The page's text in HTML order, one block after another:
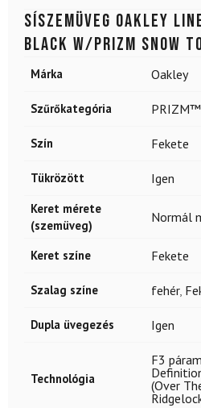
Síszemüveg OAKLEY
Black w/Prizm Snow
Márka Oakley
Szűrőkategória PRIZM™
Szín Fekete
Tükrözött Igen
Keret mérete
(szemüveg)
Normál
Keret színe Fekete
Szalag színe fehér,
Dupla üvegezés Igen
Technológia
F3
(Over